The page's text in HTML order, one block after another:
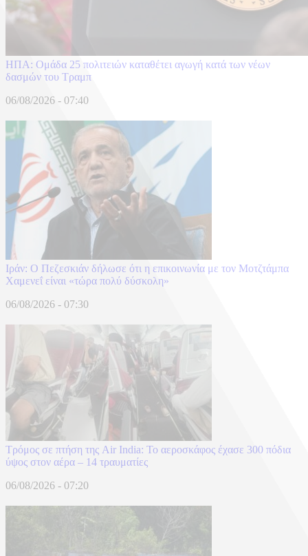
ΗΠΑ: Ομάδα 25 πολιτειών καταθέτει αγωγή κατά των νέων
δασμών του Τραμπ
06/08/2026 - 07:40
Ιράν: Ο Πεζεσκιάν δήλωσε ότι η επικοινωνία με τον Μοτζτάμπα
Χαμενεΐ είναι «τώρα πολύ δύσκολη»
06/08/2026 - 07:30
Τρόμος σε πτήση της Air India: Το αεροσκάφος έχασε 300 πόδια
ύψος στον αέρα – 14 τραυματίες
06/08/2026 - 07:20